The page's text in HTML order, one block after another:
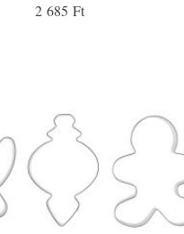
2 685 Ft